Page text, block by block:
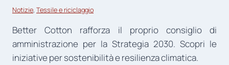
Notizie, Tessile e riciclaggio
Better Cotton rafforza il proprio consiglio di
amministrazione per la Strategia 2030. Scopri le
iniziative per sostenibilità e resilienza climatica.